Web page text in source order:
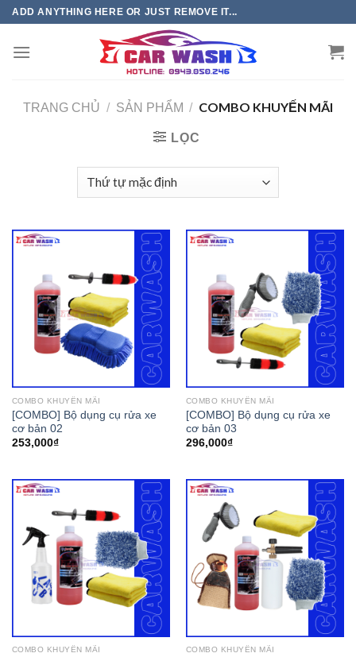
Chuyển
phần
ADD ANYTHING HERE OR JUST REMOVE IT...
TRANG CHỦ / SẢN PHẨM / COMBO KHUYẾN MÃI
LỌC
COMBO KHUYẾN MÃI
[COMBO] Bộ dụng cụ rửa xe
cơ bản 02
253,000₫
COMBO KHUYẾN MÃI
[COMBO] Bộ dụng cụ rửa xe
cơ bản 03
296,000₫
COMBO KHUYẾN MÃI COMBO KHUYẾN MÃI